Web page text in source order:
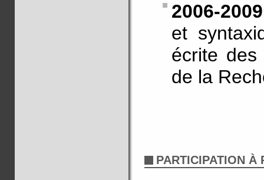
2006-
et
écrite des
de la
PARTICIPATION À